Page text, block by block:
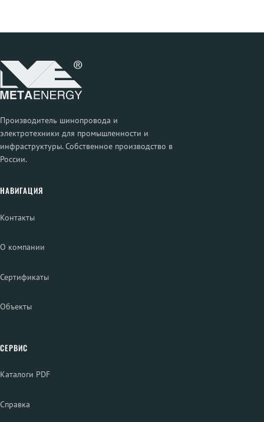
Производитель шинопровода и
электротехники для промышленности и
инфраструктуры. Собственное производство в
России.
НАВИГАЦИЯ
Контакты
О компании
Сертификаты
Объекты
СЕРВИС
Каталоги PDF
Справка